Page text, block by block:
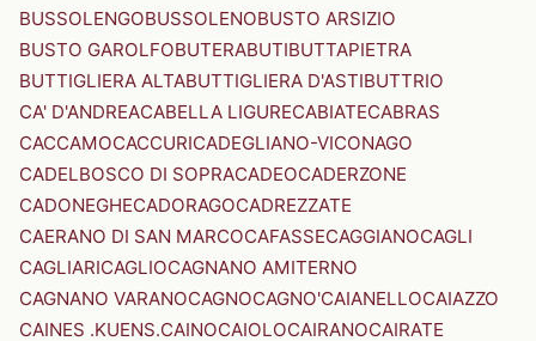
BUSSOLENGOBUSSOLENOBUSTO ARSIZIO
BUSTO GAROLFOBUTERABUTIBUTTAPIETRA
BUTTIGLIERA ALTABUTTIGLIERA D'ASTIBUTTRIO
CA' D'ANDREACABELLA LIGURECABIATECABRAS
CACCAMOCACCURICADEGLIANO-VICONAGO
CADELBOSCO DI SOPRACADEOCADERZONE
CADONEGHECADORAGOCADREZZATE
CAERANO DI SAN MARCOCAFASSECAGGIANOCAGLI
CAGLIARICAGLIOCAGNANO AMITERNO
CAGNANO VARANOCAGNOCAGNO'CAIANELLOCAIAZZO
CAINES .KUENS.CAINOCAIOLOCAIRANOCAIRATE